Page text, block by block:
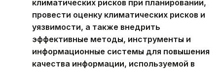
климатических рисков при планировании,
провести оценку климатических рисков и
уязвимости, а также внедрить
эффективные методы, инструменты и
информационные системы для повышения
качества информации, используемой в